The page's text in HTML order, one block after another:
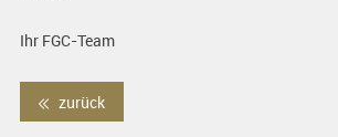
Ihr FGC-Team
zurück